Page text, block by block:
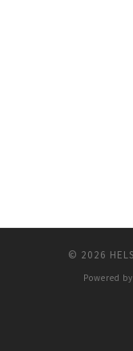
© 2026
Powered by